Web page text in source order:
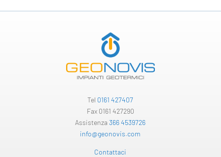
Tel 0161 427407
Fax 0161 427290
Assistenza366 4539726
info@geonovis.com
Contattaci